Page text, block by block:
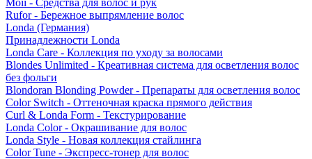
Moii - Средства для волос и рук
Rufor - Бережное выпрямление волос
Londa (Германия)
Принадлежности Londa
Londa Care - Коллекция по уходу за волосами
Blondes Unlimited - Креативная система для осветления волос
без фольги
Blondoran Blonding Powder - Препараты для осветления волос
Color Switch - Оттеночная краска прямого действия
Curl & Londa Form - Текстурирование
Londa Color - Окрашивание для волос
Londa Style - Новая коллекция стайлинга
Color Tune - Экспресс-тонер для волос